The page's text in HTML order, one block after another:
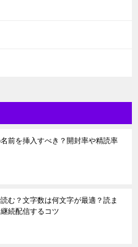
前を挿入すべき？開封率や精読率
む？文字数は何文字が最適？読ま
続配信するコツ